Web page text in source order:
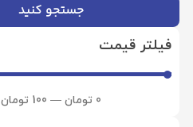
جستجو کنید
فیلتر قیمت
0 تومان —
100 تومان